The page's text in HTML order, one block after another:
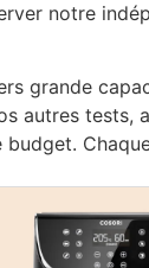
notre
grande
autres tests,